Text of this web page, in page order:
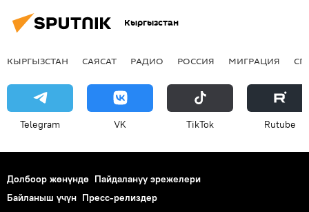
Кыргызстан
КЫРГЫЗСТАН САЯСАТ РАДИО РОССИЯ МИГРАЦИЯ
Telegram VK ТikТоk Rutube
Долбоор жөнүндө Пайдалануу эрежелери
Байланыш үчүн Пресс-релиздер